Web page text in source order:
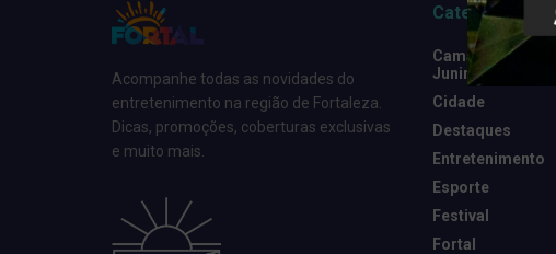
Acompanhe todas as novidades do
entretenimento na região de Fortaleza.
Dicas, promoções, coberturas exclusivas
e muito mais.
Categorias
Camarote Vip
Junino
Cidade
Destaques
Entretenimento
Esporte
Festival
Fortal